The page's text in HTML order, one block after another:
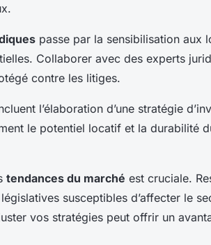
passe par la sensibilisation aux
Collaborer avec des experts
contre les litiges.
l’élaboration d’une stratégie
le potentiel locatif et la durabilité
tendances du marché est cruciale.
susceptibles d’affecter le
vos stratégies peut offrir un